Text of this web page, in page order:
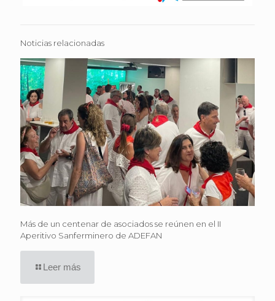
Noticias relacionadas
Más de un centenar de asociados se reúnen en el II
Aperitivo Sanferminero de ADEFAN
Leer más